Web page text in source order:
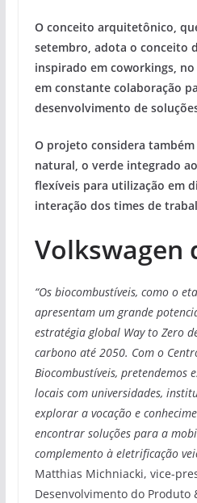
O conceito arquitetônico,
setembro, adota o conceito
inspirado em coworkings,
em constante colaboração
desenvolvimento de
O projeto considera
natural, o verde integrado
flexíveis para utilização em
interação dos times de
Volkswagen
“Os biocombustíveis, como o
apresentam um grande
estratégia global Way to Zero
carbono até 2050. Com o
Biocombustíveis, pretendemos
locais com universidades,
explorar a vocação e
encontrar soluções para a
complemento à eletrificação
Matthias Michniacki, vice-
Desenvolvimento do Produto